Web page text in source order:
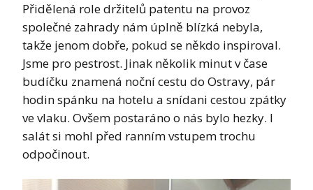
Přidělená role držitelů patentu na provoz
společné zahrady nám úplně blízká nebyla,
takže jenom dobře, pokud se někdo inspiroval.
Jsme pro pestrost. Jinak několik minut v čase
budíčku znamená noční cestu do Ostravy, pár
hodin spánku na hotelu a snídani cestou zpátky
ve vlaku. Ovšem postaráno o nás bylo hezky. I
salát si mohl před ranním vstupem trochu
odpočinout.